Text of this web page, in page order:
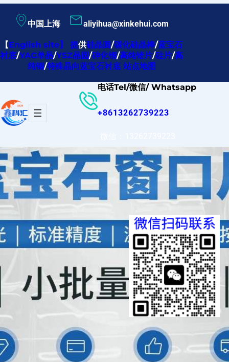
内
容
中国上海 aliyihua@xinkehui.com
【English site】提供硅晶圆/碳化硅晶棒/蓝宝石
衬底/YAG单晶/YSZ晶圆/砷化铟/高纯锗片/硅片/高
纯铟/特殊晶向蓝宝石衬底 站点地图
电话Tel/微信/ Whatsapp
+8613262739223